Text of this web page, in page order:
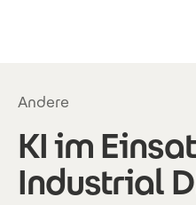
Andere
KI im
Industrial